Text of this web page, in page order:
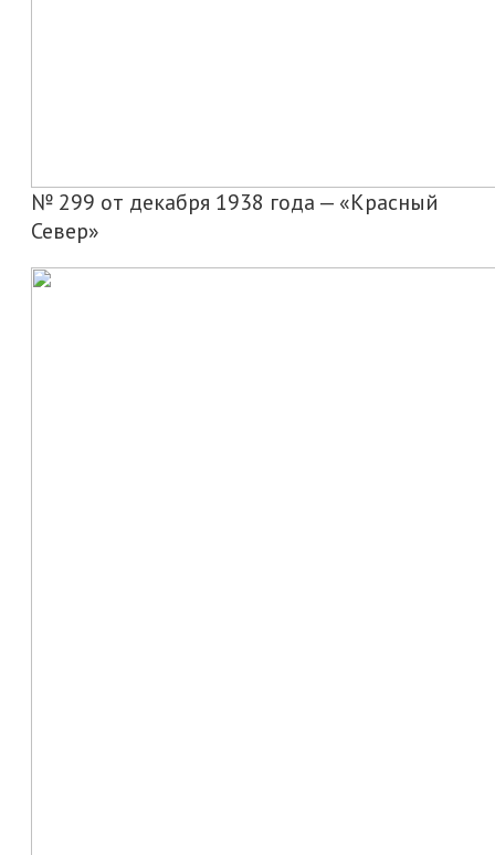
№ 299 от декабря 1938 года — «Красный
Север»